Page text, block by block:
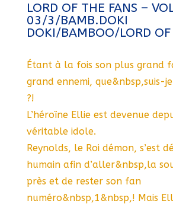
LORD OF THE FANS –
03/3/BAMB.DOKI
DOKI/BAMBOO/LORD OF
Étant à la fois son plus grand
grand ennemi, que&nbsp,suis-
?!
L’héroïne Ellie est devenue
véritable idole.
Reynolds, le Roi démon, s’est
humain afin d’aller&nbsp,la
près et de rester son fan
numéro&nbsp,1&nbsp,! Mais